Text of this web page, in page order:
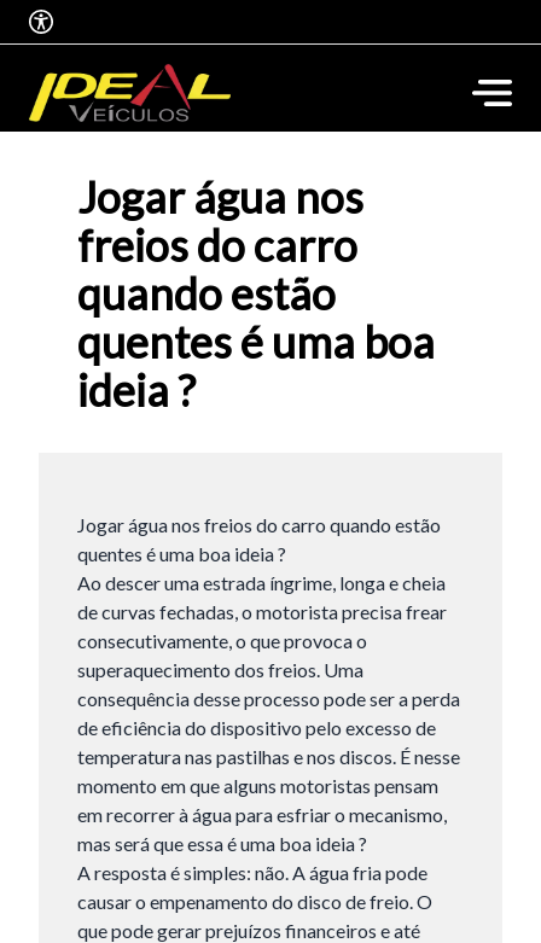
Jogar água nos
freios do carro
quando estão
quentes é uma boa
ideia ?
Jogar água nos freios do carro quando estão
quentes é uma boa ideia ?
Ao descer uma estrada íngrime, longa e cheia
de curvas fechadas, o motorista precisa frear
consecutivamente, o que provoca o
superaquecimento dos freios. Uma
consequência desse processo pode ser a perda
de eficiência do dispositivo pelo excesso de
temperatura nas pastilhas e nos discos. É nesse
momento em que alguns motoristas pensam
em recorrer à água para esfriar o mecanismo,
mas será que essa é uma boa ideia ?
A resposta é simples: não. A água fria pode
causar o empenamento do disco de freio. O
que pode gerar prejuízos financeiros e até